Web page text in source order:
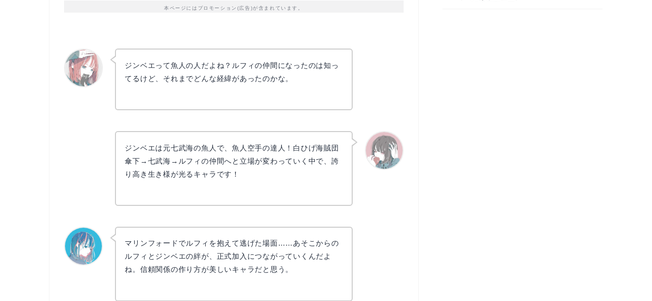
本ページにはプロモーション(広告)が含まれています。
ジンベエって魚人の人だよね？ルフィの仲間になったのは知っ
てるけど、それまでどんな経緯があったのかな。
ジンベエは元七武海の魚人で、魚人空手の達人！白ひげ海賊団
傘下→七武海→ルフィの仲間へと立場が変わっていく中で、誇
り高き生き様が光るキャラです！
マリンフォードでルフィを抱えて逃げた場面……あそこからの
ルフィとジンベエの絆が、正式加入につながっていくんだよ
ね。信頼関係の作り方が美しいキャラだと思う。